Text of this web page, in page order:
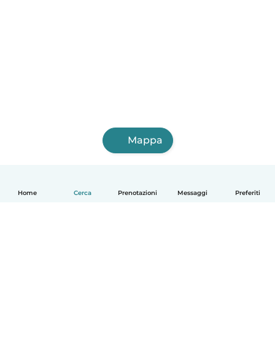
Home Cerca Prenotazioni Messaggi Preferiti
Mappa